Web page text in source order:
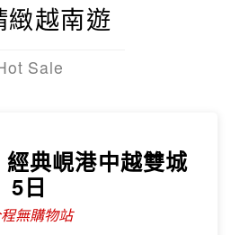
緻越南遊
Sale
經典峴港中越雙城
5日
無購物站